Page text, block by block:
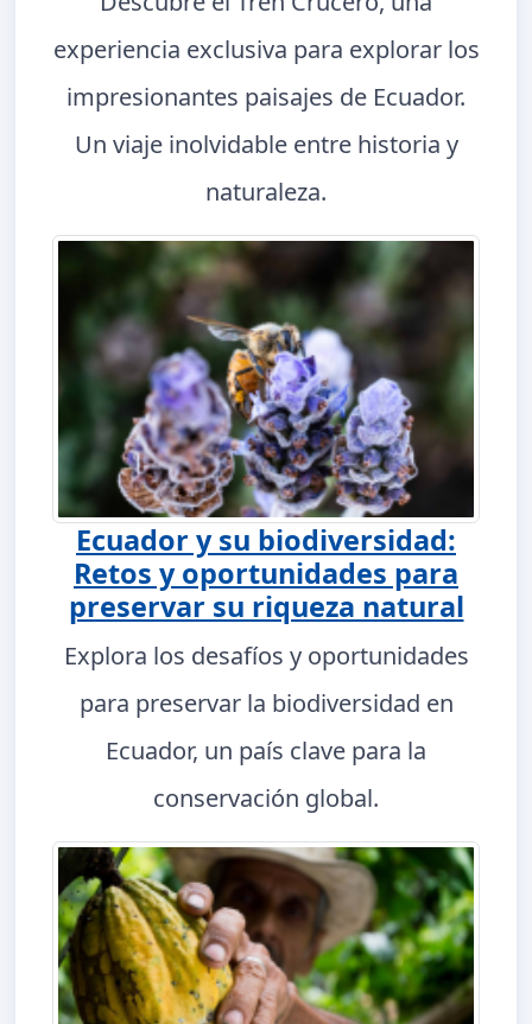
experiencia exclusiva para explorar los
impresionantes paisajes de Ecuador.
Un viaje inolvidable entre historia y
naturaleza.
Ecuador y su biodiversidad:
Retos y oportunidades para
preservar su riqueza natural
Explora los desafíos y oportunidades
para preservar la biodiversidad en
Ecuador, un país clave para la
conservación global.